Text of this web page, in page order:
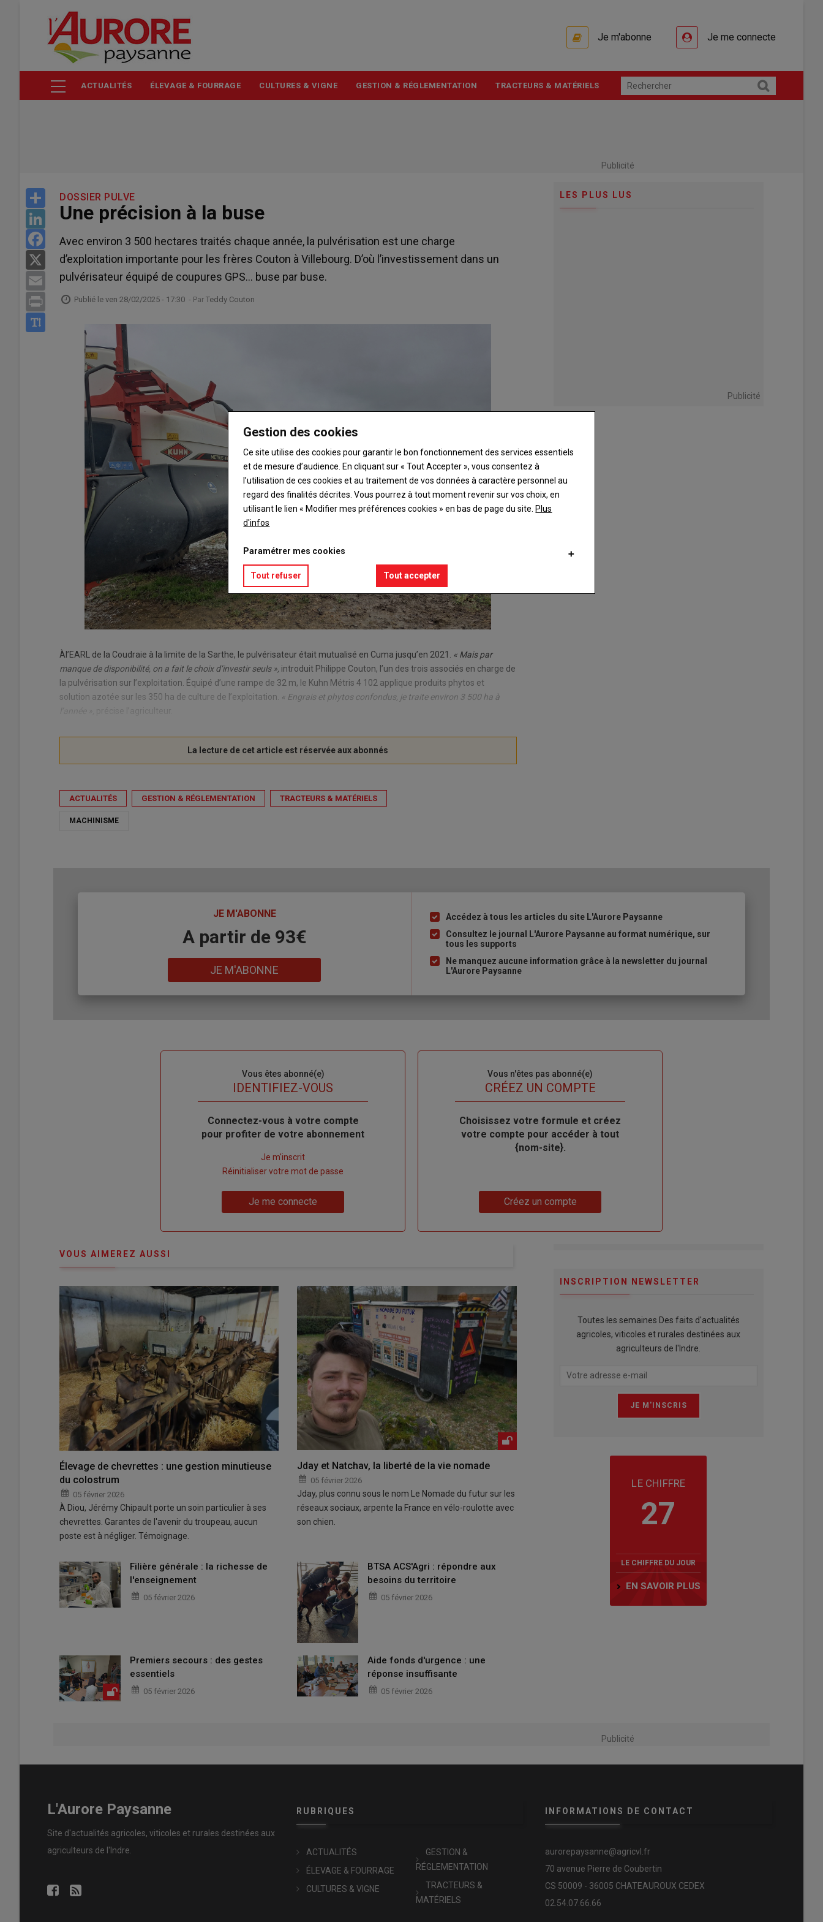
contenu
Je m'abonne Je me connecte
ACTUALITÉS ÉLEVAGE & FOURRAGE CULTURES & VIGNE GESTION & RÉGLEMENTATION TRACTEURS & MATÉRIELS
Publicité
Share
LinkedIn
Facebook
Email
Print
DOSSIER PULVE
Une précision à la buse
Avec environ 3 500 hectares traités chaque année, la pulvérisation est une charge
d’exploitation importante pour les frères Couton à Villebourg. D’où l’investissement dans un
pulvérisateur équipé de coupures GPS… buse par buse.
Publié le ven 28/02/2025 - 17:30 - Par Teddy Couton
Àl’EARL de la Coudraie à la limite de la Sarthe, le pulvérisateur était mutualisé en Cuma jusqu’en 2021.
« Mais par
manque de disponibilité, on a fait le choix d’investir seuls », introduit Philippe Couton, l’un des trois associés en charge de
la pulvérisation sur l’exploitation. Équipé d’une rampe de 32 m, le Kuhn Métris 4 102 applique produits phytos et
solution azotée sur les 350 ha de culture de l’exploitation. « Engrais et phytos confondus, je traite environ 3 500 ha à
précise l’agriculteur.
ACTUALITÉS GESTION & RÉGLEMENTATION TRACTEURS & MATÉRIELS
MACHINISME
LES PLUS LUS
Publicité
JE M'ABONNE
A partir de 93€
JE M'ABONNE
Liste
à
puce
Accédez à tous les articles du site L'Aurore Paysanne
Consultez le journal L'Aurore Paysanne au format numérique, sur
tous les supports
Ne manquez aucune information grâce à la newsletter du journal
L'Aurore Paysanne
Vous êtes abonné(e)
IDENTIFIEZ-VOUS
Body
Connectez-vous à votre compte
pour profiter de votre abonnement
compte"
Je m'inscrit
Réinitialiser votre mot de passe
Je me connecte
Vous n'êtes pas abonné(e)
TITRECRÉEZ UN COMPTE
Body
Choisissez votre formule et créez
votre compte pour accéder à tout
{nom-site}.
Créez un compte
VOUS AIMEREZ AUSSI
Élevage de chevrettes : une gestion minutieuse
du colostrum
05 février 2026
À Diou, Jérémy Chipault porte un soin particulier à ses
chevrettes. Garantes de l'avenir du troupeau, aucun
poste est à négliger. Témoignage.
Jday et Natchav, la liberté de la vie nomade
05 février 2026
Jday, plus connu sous le nom Le Nomade du futur sur les
réseaux sociaux, arpente la France en vélo-roulotte avec
son chien.
Filière générale : la richesse de
l'enseignement
05 février 2026
BTSA ACS'Agri : répondre aux
besoins du territoire
05 février 2026
Premiers secours : des gestes
essentiels
05 février 2026
Aide fonds d'urgence : une
réponse insuffisante
05 février 2026
INSCRIPTION NEWSLETTER
Toutes les semaines Des faits d'actualités
agricoles, viticoles et rurales destinées aux
agriculteurs de l'Indre.
LE CHIFFRE
27
LE CHIFFRE DU JOUR
EN SAVOIR PLUS
Publicité
L'Aurore Paysanne
Site d'actualités agricoles, viticoles et rurales destinées aux
agriculteurs de l'Indre.
RUBRIQUES
ACTUALITÉS
ÉLEVAGE & FOURRAGE
CULTURES & VIGNE
GESTION &
RÉGLEMENTATION
TRACTEURS &
MATÉRIELS
INFORMATIONS DE CONTACT
aurorepaysanne@agricvl.fr
70 avenue Pierre de Coubertin
CS 50009 - 36005 CHATEAUROUX CEDEX
02.54.07.66.66
Gestion des cookies
Ce site utilise des cookies pour garantir le bon fonctionnement des services essentiels
et de mesure d’audience. En cliquant sur « Tout Accepter », vous consentez à
l’utilisation de ces cookies et au traitement de vos données à caractère personnel au
regard des finalités décrites. Vous pourrez à tout moment revenir sur vos choix, en
utilisant le lien « Modifier mes préférences cookies » en bas de page du site. Plus
d'infos
Paramétrer mes cookies
Tout refuser Tout accepter